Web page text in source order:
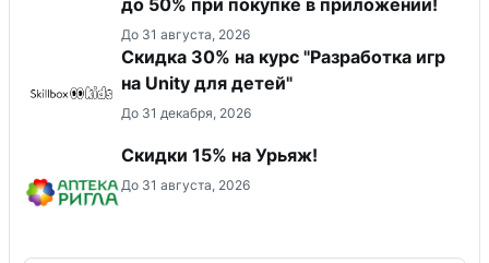
До 31 августа, 2026
Скидка 30% на курс "Разработка игр
на Unity для детей"
До 31 декабря, 2026
Скидки 15% на Урьяж!
До 31 августа, 2026